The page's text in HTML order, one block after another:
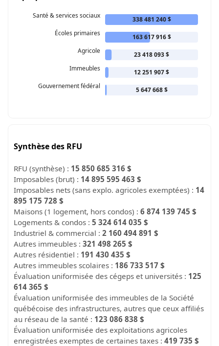
Santé & services sociaux
338 481 240 $
Écoles primaires
163 617 916 $
Agricole
23 418 093 $
Immeubles
12 251 907 $
Gouvernement fédéral
5 647 668 $
Synthèse des RFU
RFU (synthèse) : 15 850 685 316 $
Imposables (brut) : 14 895 595 463 $
Imposables nets (sans explo. agricoles exemptées) : 14
895 175 728 $
Maisons (1 logement, hors condos) :6 874 139 745 $
Logements & condos :5 324 614 035 $
Industriel & commercial :2 160 494 891 $
Autres immeubles :321 498 265 $
Autres résidentiel : 191 430 435 $
Autres immeubles scolaires : 186 733 517 $
Évaluation uniformisée des cégeps et universités : 125
614 365 $
Évaluation uniformisée des immeubles de la Société
québécoise des infrastructures, autres que ceux affiliés
au réseau de la santé : 123 086 838 $
Évaluation uniformisée des exploitations agricoles
enregistrées exemptes de certaines taxes :419 735 $